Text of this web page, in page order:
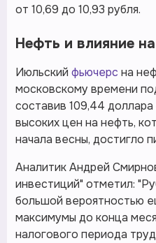
от 10,69 до 10,93 рубля.
Нефть и влияние
Июльский фьючерс на
московскому времени
составив 109,44
высоких цен на нефть,
начала весны, достигло
Аналитик Андрей
инвестиций" отметил:
большой вероятностью
максимумы до конца
налогового периода